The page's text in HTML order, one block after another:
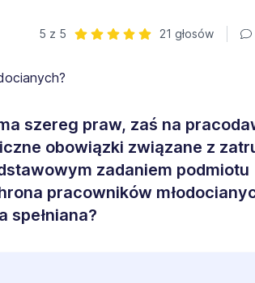
5 z 5
21 głosów
szereg praw, zaś na
obowiązki związane z
zadaniem podmiotu
pracowników
spełniana?